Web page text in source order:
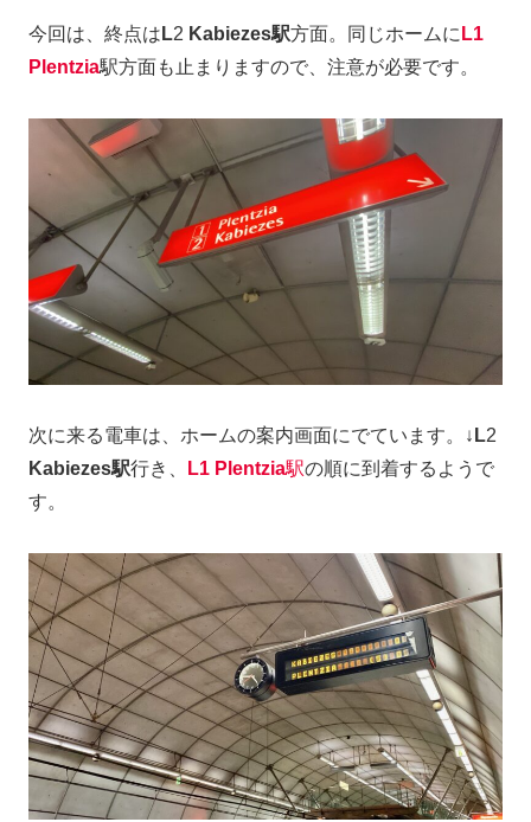
今回は、終点は L2 Kabiezes駅方面。同じホームに L1
Plentzia駅方面も止まりますので、注意が必要です。
次に来る電車は、ホームの案内画面にでています。↓ L2
Kabiezes駅行き、 L1 Plentzia駅の順に到着するようで
す。